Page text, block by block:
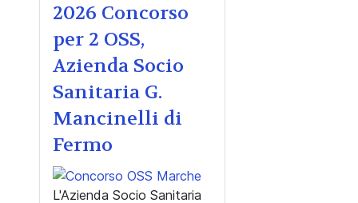
2026 Concorso
per 2 OSS,
Azienda Socio
Sanitaria G.
Mancinelli di
Fermo
L'Azienda Socio Sanitaria